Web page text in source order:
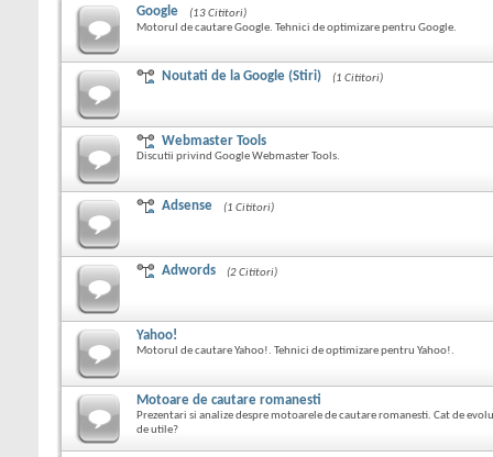
Google
(13 Cititori)
Motorul de cautare Google. Tehnici de optimizare pentru Google.
Noutati de la Google (Stiri) (1 Cititori)
Webmaster Tools
Discutii privind Google Webmaster Tools.
Adsense (1 Cititori)
Adwords (2 Cititori)
Yahoo!
Motorul de cautare Yahoo!. Tehnici de optimizare pentru Yahoo!.
Motoare de cautare romanesti
Prezentari si analize despre motoarele de cautare romanesti. Cat de
de utile?